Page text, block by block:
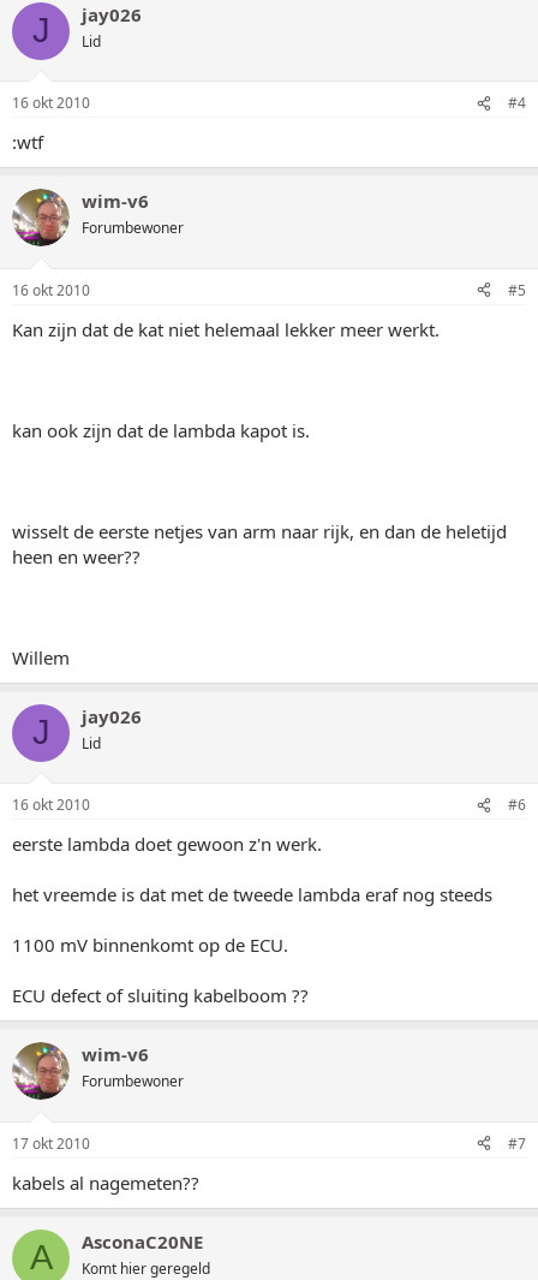
J jay026
Lid
16 okt 2010 #4
:wtf
wim-v6
Forumbewoner
16 okt 2010 #5
Kan zijn dat de kat niet helemaal lekker meer werkt.
kan ook zijn dat de lambda kapot is.
wisselt de eerste netjes van arm naar rijk, en dan de heletijd
heen en weer??
Willem
J jay026
Lid
16 okt 2010 #6
eerste lambda doet gewoon z'n werk.
het vreemde is dat met de tweede lambda eraf nog steeds
1100 mV binnenkomt op de ECU.
ECU defect of sluiting kabelboom ??
wim-v6
Forumbewoner
17 okt 2010 #7
kabels al nagemeten??
A AsconaC20NE
Komt hier geregeld